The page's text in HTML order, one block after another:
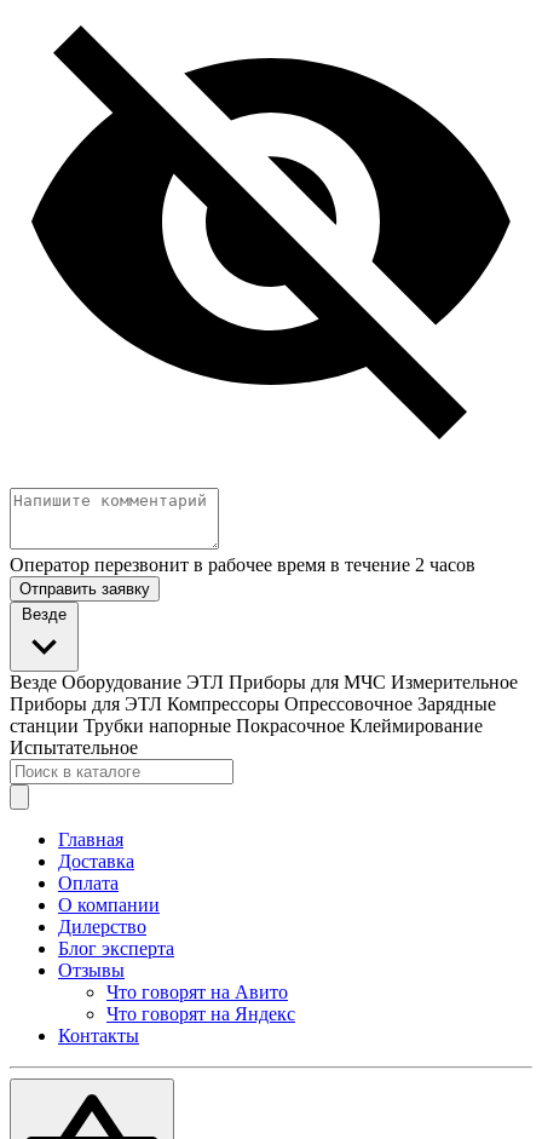
Оператор перезвонит в рабочее время в течение 2 часов
Отправить заявку
Везде
Везде Оборудование ЭТЛ Приборы для МЧС Измерительное
Приборы для ЭТЛ Компрессоры Опрессовочное Зарядные
станции Трубки напорные Покрасочное Клеймирование
Испытательное
Главная
Доставка
Оплата
О компании
Дилерство
Блог эксперта
Отзывы
Что говорят на Авито
Что говорят на Яндекс
Контакты